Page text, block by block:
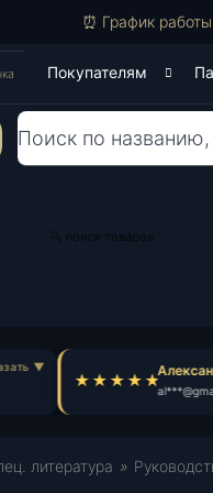
⏰ График
Покупателям
Поиск
🔍 поиск товаров
литература »